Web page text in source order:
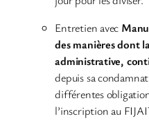
Entretien avec
des manières dont
administrative,
depuis sa
différentes
l’inscription au